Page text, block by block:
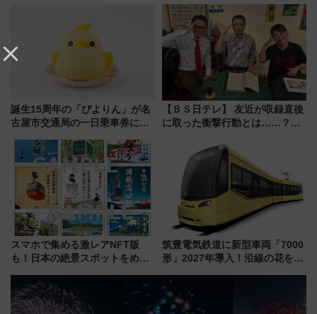
年祭にそうにゃん＆DB.スター
マンが登場
誕生15周年の「ぴよりん」が名
古屋市交通局の一日乗車券に！
定1万5000枚】
【ＢＳ日テレ】 友近が収録直後
に取った衝撃行動とは……？
で極上の夏祭り鉄道旅を放送
スマホで集める激レアNFT版
も！日本の絶景スポットをめぐ
ん)」企画がスタート
筑豊電気鉄道に新型車両「7000
形」2027年導入！沿線の花をイ
内は落ち着いたゆとりある空間
に